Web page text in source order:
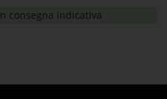
consegna indicativa